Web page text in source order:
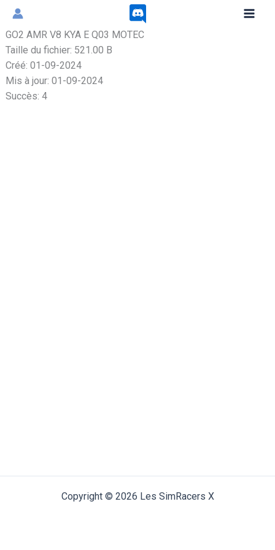
Aller
contenu
GO2 AMR V8 KYA E Q03 MOTEC
Taille du fichier: 521.00 B
Créé: 01-09-2024
Mis à jour: 01-09-2024
Succès: 4
Copyright © 2026 Les SimRacers X